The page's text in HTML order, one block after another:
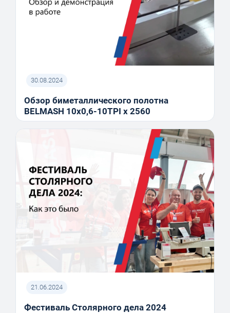
30.08.2024
Обзор биметаллического полотна
BELMASH 10x0,6-10TPI x 2560
21.06.2024
Фестиваль Столярного дела 2024